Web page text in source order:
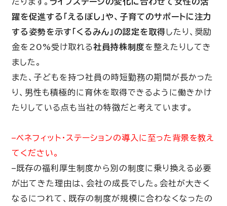
躍を促進する「えるぼし」や、子育てのサポートに注力
する姿勢を示す「くるみん」の認定を取得 したり、奨励
金を20%受け取れる社員持株制度を整えたりしてき
ました。
また、子どもを持つ社員の時短勤務の期間が長かった
り、男性も積極的に育休を取得できるように働きかけ
たりしている点も当社の特徴だと考えています。
–ベネフィット・ステーションの導入に至った背景を教え
てください。
–既存の福利厚生制度から別の制度に乗り換える必要
が出てきた理由は、会社の成長でした。会社が大きく
なるにつれて、既存の制度が規模に合わなくなったの